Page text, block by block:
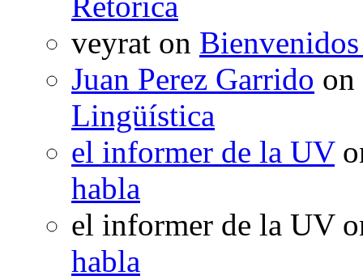
veyrat on
Juan Perez Garrido on
Lingüística
el informer de la UV
habla
el informer de la UV
habla